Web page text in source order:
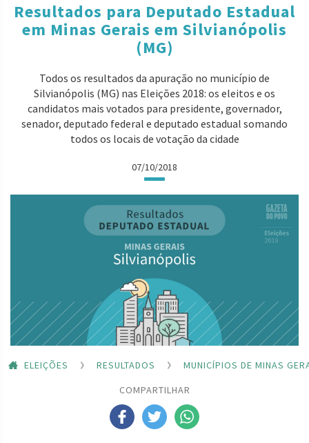
Resultados para Deputado Estadual
em Minas Gerais em Silvianópolis
(MG)
Todos os resultados da apuração no município de
Silvianópolis (MG) nas Eleições 2018: os eleitos e os
candidatos mais votados para presidente, governador,
senador, deputado federal e deputado estadual somando
todos os locais de votação da cidade
07/10/2018
ELEIÇÕES RESULTADOS
MUNICÍPIOS DE MINAS
COMPARTILHAR